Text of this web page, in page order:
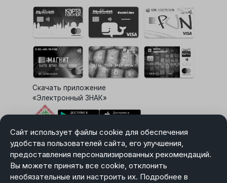
Сайт использует файлы cookie для обеспечения
удобства пользователей сайта, его улучшения,
предоставления персонализированных рекомендаций.
Вы можете принять все cookie, отклонить
необязательные или настроить их. Подробнее в
Скачать приложение
«Электронный ЗНАК»
Выбор настроек Cookie
Карта сайта